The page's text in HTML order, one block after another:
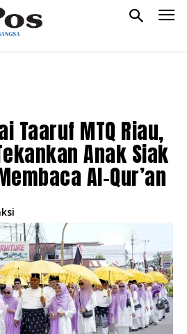
Taaruf MTQ Riau,
Anak Siak
Al-Qur’an